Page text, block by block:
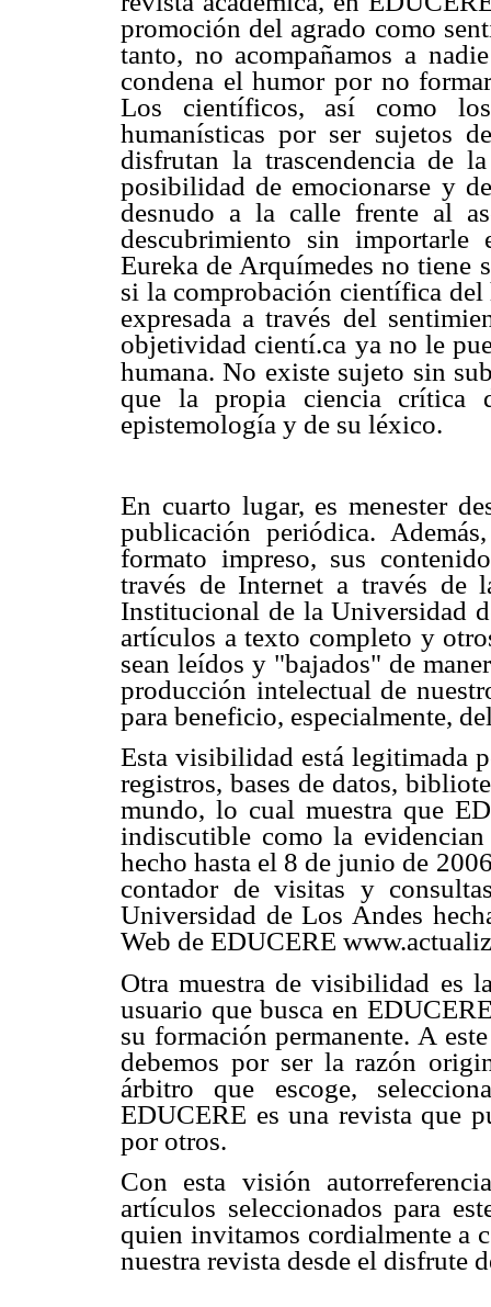
promoción del agrado como
tanto, no acompañamos a
condena el humor por no
Los científicos, así como
humanísticas por ser sujetos
disfrutan la trascendencia de
posibilidad de emocionarse y
desnudo a la calle frente al
descubrimiento sin
Eureka de Arquímedes no tiene
si la comprobación científica
expresada a través del
objetividad cientí.ca ya no le
humana. No existe sujeto sin
que la propia ciencia crítica
epistemología y de su léxico.
En cuarto lugar, es menester
publicación periódica.
formato impreso, sus
través de Internet a través de
Institucional de la Universidad
artículos a texto completo y
sean leídos y "bajados" de
producción intelectual de
para beneficio, especialmente,
Esta visibilidad está legitimada
registros, bases de datos,
mundo, lo cual muestra que
indiscutible como la
hecho hasta el 8 de junio de
contador de visitas y
Universidad de Los Andes
Web de EDUCERE
Otra muestra de visibilidad es
usuario que busca en
su formación permanente. A
debemos por ser la razón
árbitro que escoge,
EDUCERE es una revista que
por otros.
Con esta visión
artículos seleccionados para
quien invitamos cordialmente a
nuestra revista desde el disfrute